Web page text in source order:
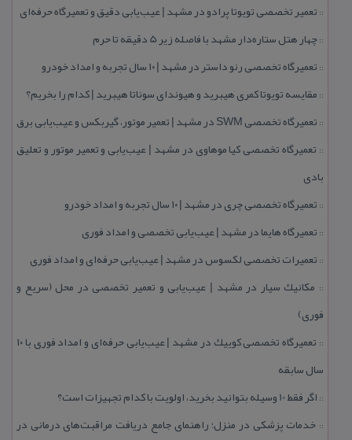
:: تعمیر تخصصی تویوتا پرادو در مشهد | عیب‌یابی دقیق و تعمیرگاه حرفه‌ای
::چهار هتل‌ ستاره‌دار مشهد با فاصله زیر 5 دقیقه تا حرم
:: تعمیرگاه تخصصی رنو داستر در مشهد | ۱۰ سال تجربه و امداد خودرو
:: مقایسه تویوتا كمری هیبرید و هیوندای سوناتا هیبرید | كدام را بخریم؟
:: تعمیرگاه تخصصی SWM در مشهد | تعمیر موتور، گیربكس و عیب‌یابی برق
:: تعمیرگاه تخصصی كیا موهاوی در مشهد | عیب‌یابی و تعمیر موتور و تعلیق
بادی
:: تعمیرگاه تخصصی چری در مشهد | ۱۰ سال تجربه و امداد خودرو
:: تعمیرگاه هایما در مشهد | عیب‌یابی تخصصی و امداد فوری
:: تعمیرات تخصصی لكسوس در مشهد | عیب‌یابی حرفه‌ای و امداد فوری
:: مكانیك سیار در مشهد | عیب‌یابی و تعمیر تخصصی در محل (سریع و
فوری)
::
تعمیرگاه تخصصی كوییك در مشهد | عیب‌یابی حرفه‌ای و امداد فوری با ۱۰
سال سابقه
:: اگر فقط 10 وسیله بتوانید بخرید، اولویت با كدام تجهیزات است؟
:: خدمات پزشكی در منزل؛ راهنمای جامع دریافت مراقبت‌های درمانی در